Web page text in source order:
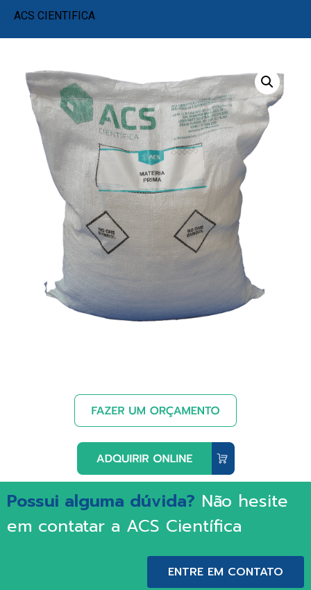
ACS CIENTIFICA
Possui alguma dúvida? Não hesite
em contatar a ACS Científica
ENTRE EM CONTATO